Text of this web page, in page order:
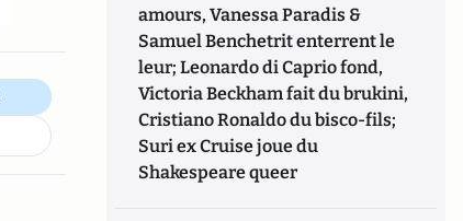
amours, Vanessa Paradis &
Samuel Benchetrit enterrent le
leur; Leonardo di Caprio fond,
Victoria Beckham fait du brukini,
Cristiano Ronaldo du bisco-fils;
Suri ex Cruise joue du
Shakespeare queer